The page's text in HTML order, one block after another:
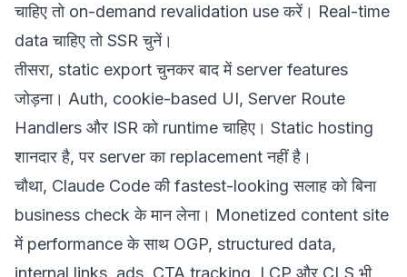
चाहिए तो on-demand revalidation use करें। Real-time
data चाहिए तो SSR चुनें।
तीसरा, static export चुनकर बाद में server features
जोड़ना। Auth, cookie-based UI, Server Route
Handlers और ISR को runtime चाहिए। Static hosting
शानदार है, पर server का replacement नहीं है।
चौथा, Claude Code की fastest-looking सलाह को बिना
business check के मान लेना। Monetized content site
में performance के साथ OGP, structured data,
internal links, ads, CTA tracking, LCP और CLS भी